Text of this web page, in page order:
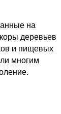
на
деревьев
и пищевых
многим